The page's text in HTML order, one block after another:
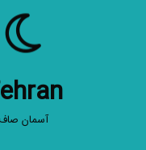
آسمان صاف